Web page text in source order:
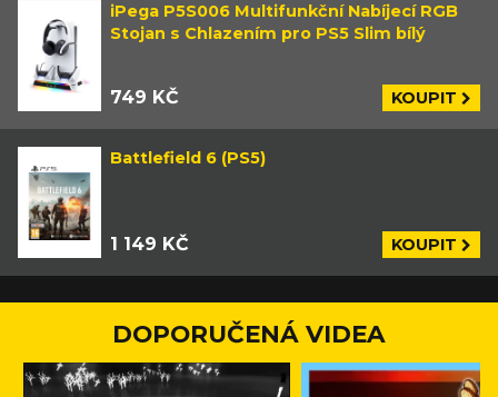
iPega P5S006 Multifunkční Nabíjecí RGB
Stojan s Chlazením pro PS5 Slim bílý
749 KČ KOUPIT
Battlefield 6 (PS5)
1 149 KČ KOUPIT
DOPORUČENÁ VIDEA